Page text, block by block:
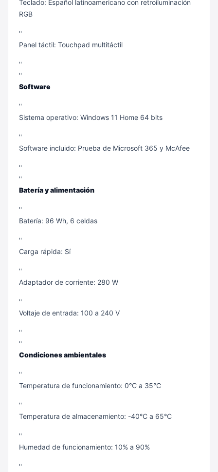
Teclado: Español latinoamericano con retroiluminación
RGB
''
Panel táctil: Touchpad multitáctil
''
''
Software
''
Sistema operativo: Windows 11 Home 64 bits
''
Software incluido: Prueba de Microsoft 365 y McAfee
''
''
Batería y alimentación
''
Batería: 96 Wh, 6 celdas
''
Carga rápida: Sí
''
Adaptador de corriente: 280 W
''
Voltaje de entrada: 100 a 240 V
''
''
Condiciones ambientales
''
Temperatura de funcionamiento: 0°C a 35°C
''
Temperatura de almacenamiento: -40°C a 65°C
''
Humedad de funcionamiento: 10% a 90%
''